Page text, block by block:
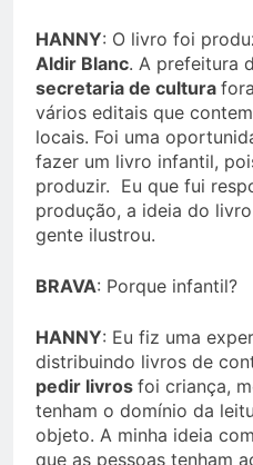
HANNY: O livro foi
Aldir Blanc. A prefeitura
secretaria de cultura
vários editais que
locais. Foi uma
fazer um livro infantil,
produzir. Eu que fui
produção, a ideia do
gente ilustrou.
BRAVA: Porque infantil?
HANNY: Eu fiz uma
distribuindo livros de
pedir livros foi criança,
tenham o domínio da
objeto. A minha ideia
que as pessoas tenham